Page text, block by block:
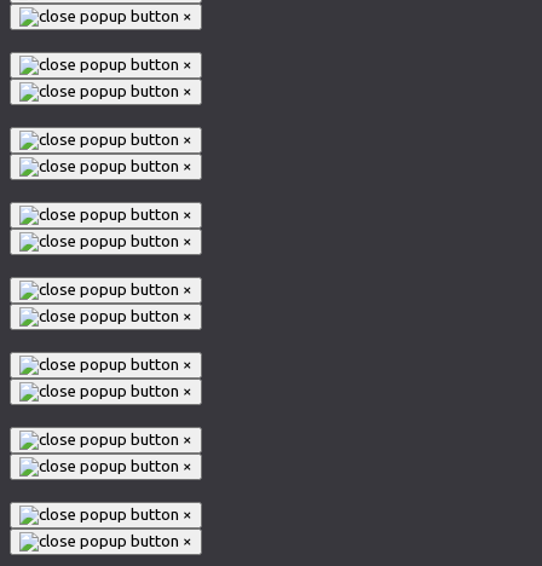
×
×
×
×
×
×
×
×
×
×
×
×
×
×
×